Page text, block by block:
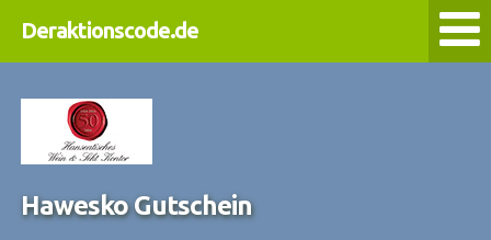
Deraktionscode.de
Hawesko Gutschein